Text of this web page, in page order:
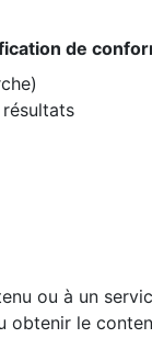
de
résultats
ou à un
obtenir le